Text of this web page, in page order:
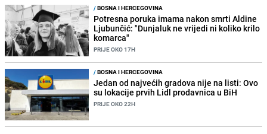
/BOSNA I HERCEGOVINA
Potresna poruka imama nakon smrti Aldine
Ljubunčić: "Dunjaluk ne vrijedi ni koliko krilo
komarca"
PRIJE OKO 17H
/BOSNA I HERCEGOVINA
Jedan od najvećih gradova nije na listi: Ovo
su lokacije prvih Lidl prodavnica u BiH
PRIJE OKO 22H